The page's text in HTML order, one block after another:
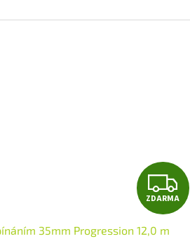
Z
D
ZDARMA
35mm Progression 12,0 m